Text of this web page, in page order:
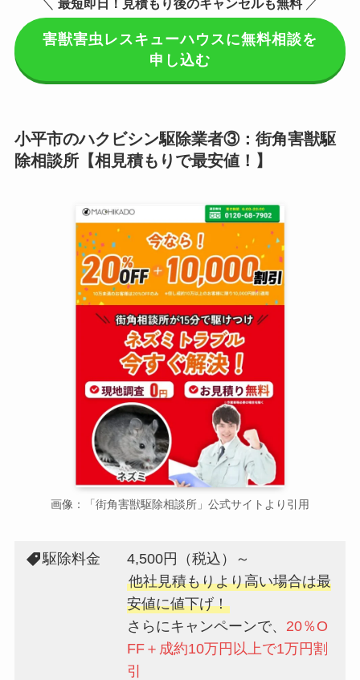
＼ 最短即日！見積もり後のキャンセルも無料／
害獣害虫レスキューハウスに無料相談を
申し込む
小平市のハクビシン駆除業者③：街角害獣駆
除相談所【相見積もりで最安値！】
画像：「街角害獣駆除相談所」公式サイトより引用
駆除料金
4,500円（税込）～
他社見積もりより高い場合は最
安値に値下げ！
さらにキャンペーンで、 20％O
FF＋成約10万円以上で1万円割
引